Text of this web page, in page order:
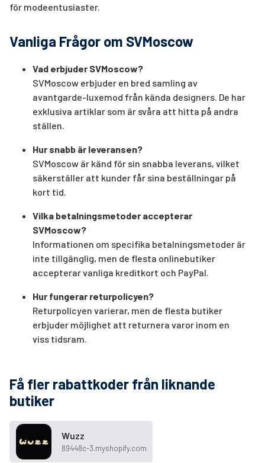
för modeentusiaster.
Vanliga Frågor om SVMoscow
Vad erbjuder SVMoscow?
SVMoscow erbjuder en bred samling av
avantgarde-luxemod från kända designers. De har
exklusiva artiklar som är svåra att hitta på andra
ställen.
Hur snabb är leveransen?
SVMoscow är känd för sin snabba leverans, vilket
säkerställer att kunder får sina beställningar på
kort tid.
Vilka betalningsmetoder accepterar
SVMoscow?
Informationen om specifika betalningsmetoder är
inte tillgänglig, men de flesta onlinebutiker
accepterar vanliga kreditkort och PayPal.
Hur fungerar returpolicyen?
Returpolicyen varierar, men de flesta butiker
erbjuder möjlighet att returnera varor inom en
viss tidsram.
Få fler rabattkoder från liknande
butiker
Wuzz
89448c-3.myshopify.com